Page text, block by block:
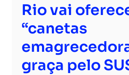
Rio vai
“canetas
graça pelo